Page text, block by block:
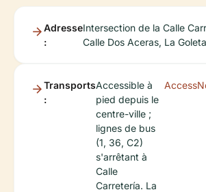
Adresse
:
Intersection de la Calle
Calle Dos Aceras, La
Transports
:
Accessible à
pied depuis le
centre-ville ;
lignes de bus
(1, 36, C2)
s'arrêtant à
Calle
Carretería. La